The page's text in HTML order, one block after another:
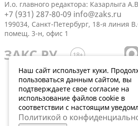
И.о. главного редактора: Казарлыга
+7 (931) 287-80-09 info@zaks.ru
199034, Санкт-Петербург, 18-я линия
помещ. 3-н, офис 1
Наш сайт использует куки.
пользоваться данным сайтом, вы
подтверждаете свое согласие на
использование файлов cookie в
соответствии с настоящим
Политикой о